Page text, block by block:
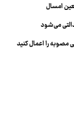
می‌شود
مصوبه را اعمال کنید